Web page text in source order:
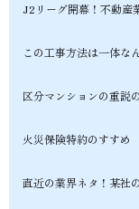
J2リーグ開幕！不動産
この工事方法は一体な
区分マンションの重説
火災保険特約のすすめ
直近の業界ネタ！某社